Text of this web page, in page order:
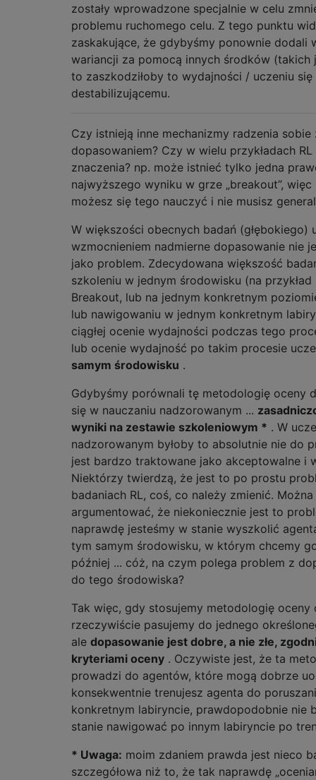
zostały wprowadzone specjalnie w celu
problemu ruchomego celu. Z tego punktu
zaskakujące, że gdybyśmy ponownie dodali
wariancji za pomocą innych środków (takich
to zaszkodziłoby to wydajności / uczeniu się
destabilizującemu.
Czy istnieją inne mechanizmy radzenia sobie
dopasowaniem? Czy w wielu przykładach
znaczenia? np. może istnieć tylko jedna
najwyższego wyniku w grze „breakout”,
możesz się tego nauczyć i nie musisz
W większości obecnych badań (głębokiego)
wzmocnieniem nadmierne dopasowanie nie
jako problem. Zdecydowana większość
szkoleniu w jednym środowisku (na
Breakout, lub na jednym konkretnym
lub nawigowaniu w jednym konkretnym
ciągłej ocenie wydajności podczas tego
lub ocenie wydajność po takim procesie
samym środowisku .
Gdybyśmy porównali tę metodologię oceny
się w nauczaniu nadzorowanym ...
wyniki na zestawie szkoleniowym * . W
nadzorowanym byłoby to absolutnie nie do
jest bardzo traktowane jako akceptowalne i
Niektórzy twierdzą, że jest to po prostu
badaniach RL, coś, co należy zmienić.
argumentować, że niekoniecznie jest to
naprawdę jesteśmy w stanie wyszkolić
tym samym środowisku, w którym chcemy
później ... cóż, na czym polega problem z
do tego środowiska?
Tak więc, gdy stosujemy metodologię oceny
rzeczywiście pasujemy do jednego
ale dopasowanie jest dobre, a nie złe,
kryteriami oceny . Oczywiste jest, że ta
prowadzi do agentów, które mogą dobrze
konsekwentnie trenujesz agenta do
konkretnym labiryncie, prawdopodobnie nie
stanie nawigować po innym labiryncie po
* Uwaga: moim zdaniem prawda jest nieco
szczegółowa niż to, że tak naprawdę